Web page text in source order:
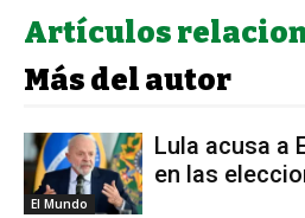
Artículos
Más del autor
El Mundo
Lula acusa a
en las